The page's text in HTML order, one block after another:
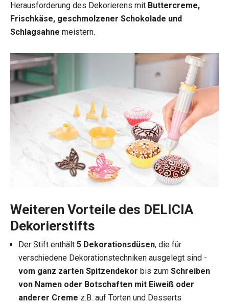
Herausforderung des Dekorierens mit Buttercreme,
Frischkäse, geschmolzener Schokolade und
Schlagsahne meistern.
Weiteren Vorteile des DELICIA
Dekorierstifts
Der Stift enthält 5 Dekorationsdüsen, die für
verschiedene Dekorationstechniken ausgelegt sind -
vom ganz zarten Spitzendekor bis zum Schreiben
von Namen oder Botschaften mit Eiweiß oder
anderer Creme z.B. auf Torten und Desserts